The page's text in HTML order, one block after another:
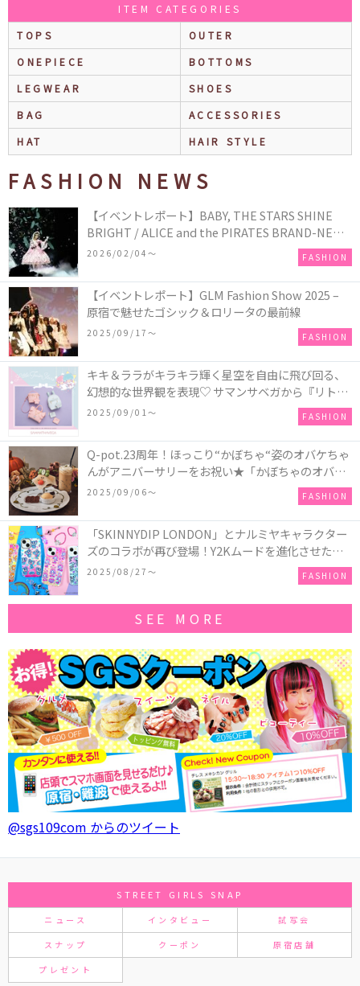
ITEM CATEGORIES
TOPS
OUTER
ONEPIECE
BOTTOMS
LEGWEAR
SHOES
BAG
ACCESSORIES
HAT
HAIR STYLE
FASHION NEWS
【イベントレポート】BABY, THE STARS SHINE
BRIGHT / ALICE and the PIRATES BRAND-NEW
COLLECTION in TOKYO
2026/02/04〜 FASHION
【イベントレポート】GLM Fashion Show 2025 –
原宿で魅せたゴシック＆ロリータの最前線
2025/09/17〜 FASHION
キキ＆ララがキラキラ輝く星空を自由に飛び回る、
幻想的な世界観を表現♡ サマンサベガから『リトル
ツインスターズ』50周年アニバーサリーイヤー』を
2025/09/01〜 FASHION
Q-pot.23周年！ほっこり“かぼちゃ“姿のオバケちゃ
んがアニバーサリーをお祝い★「かぼちゃのオバケ
ーキアクセサリー」が新発売！Q-pot CAFE.では
「かぼちゃのオバケーキプレート」も登場
2025/09/06〜 FASHION
「SKINNYDIP LONDON」とナルミヤキャラクター
ズのコラボが再び登場！Y2Kムードを進化させた新
作コレクションを発売♪
2025/08/27〜 FASHION
SEE MORE
@sgs109com からのツイート
STREET GIRLS SNAP
ニュース インタビュー 試写会
スナップ クーポン 原宿店舗
プレゼント